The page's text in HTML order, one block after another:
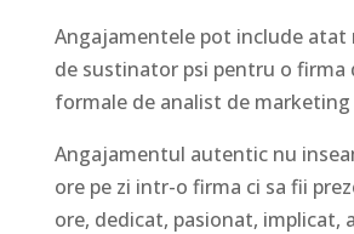
Angajamentele pot include atat
de sustinator psi pentru o firma
formale de analist de
Angajamentul autentic nu
ore pe zi intr-o firma ci sa fii
ore, dedicat, pasionat, implicat,